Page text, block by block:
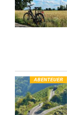
ABENTEUER